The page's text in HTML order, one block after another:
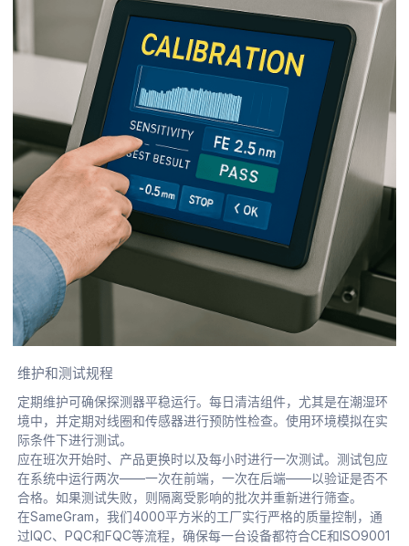
维护和测试规程
定期维护可确保探测器平稳运行。每日清洁组件，尤其是在潮湿环
境中，并定期对线圈和传感器进行预防性检查。使用环境模拟在实
际条件下进行测试。
应在班次开始时、产品更换时以及每小时进行一次测试。测试包应
在系统中运行两次——一次在前端，一次在后端——以验证是否不
合格。如果测试失败，则隔离受影响的批次并重新进行筛查。
在SameGram，我们4000平方米的工厂实行严格的质量控制，通
过IQC、PQC和FQC等流程，确保每一台设备都符合CE和ISO9001